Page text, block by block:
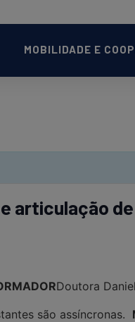
MOBILIDADE E
articulação
Doutora
são assíncronas.